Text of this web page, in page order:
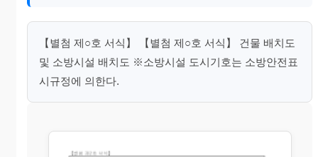
【별첨 제○호 서식】 【별첨 제○호 서식】 건물 배치도
및 소방시설 배치도 ※소방시설 도시기호는 소방안전표
시규정에 의한다.